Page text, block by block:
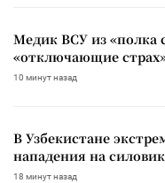
Медик ВСУ из «полка
«отключающие
10 минут назад
В Узбекистане
нападения на
18 минут назад